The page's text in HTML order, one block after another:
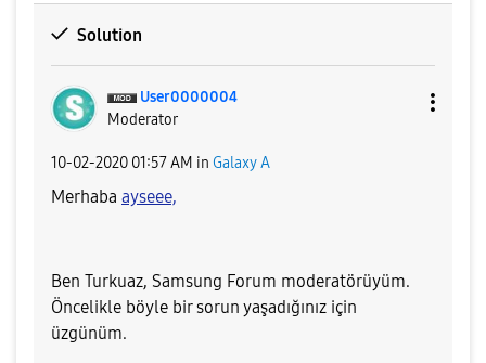
Solution
User0000004
Moderator
‎10-02-2020 01:57 AM in Galaxy A
Merhaba ayseee,
Ben Turkuaz, Samsung Forum moderatörüyüm.
Öncelikle böyle bir sorun yaşadığınız için
üzgünüm.